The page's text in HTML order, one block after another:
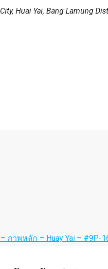
Huai Yai, Bang Lamung